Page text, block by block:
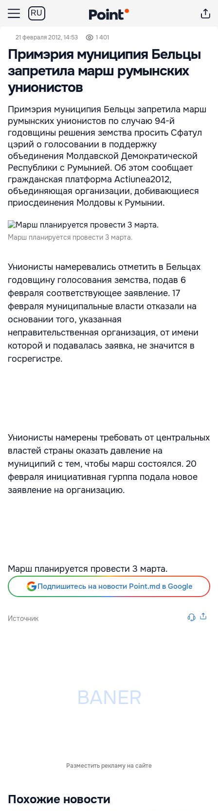
RU
21 февраля 2012, 14:53 1 401
Примэрия муниципия Бельцы
запретила марш румынских
унионистов
Примэрия муниципия Бельцы запретила марш
румынских унионистов по случаю 94-й
годовщины решения земства просить Сфатул
цэрий о голосовании в поддержку
объединения Молдавской Демократической
Республики с Румынией. Об этом сообщает
гражданская платформа Actiunea2012,
объединяющая организации, добивающиеся
приосдеинения Молдовы к Румынии.
Марш планируется провести 3 марта.
Унионисты намеревались отметить в Бельцах
годовщину голосования земства, подав 6
февраля соответствующее заявление. 17
февраля муниципальные власти отказали на
основании того, указанная
неправительственная организация, от имени
которой и подавалась заявка, не значится в
госрегистре.
Унионисты намерены требовать от центральных
властей страны оказать давление на
муниципий с тем, чтобы марш состоялся. 20
февраля инициативная гурппа подала новое
заявление на организацию.
Марш планируется провести 3 марта.
Подпишитесь на новости Point.md в Google
Источник
Разместить рекламу на сайте
Похожие новости